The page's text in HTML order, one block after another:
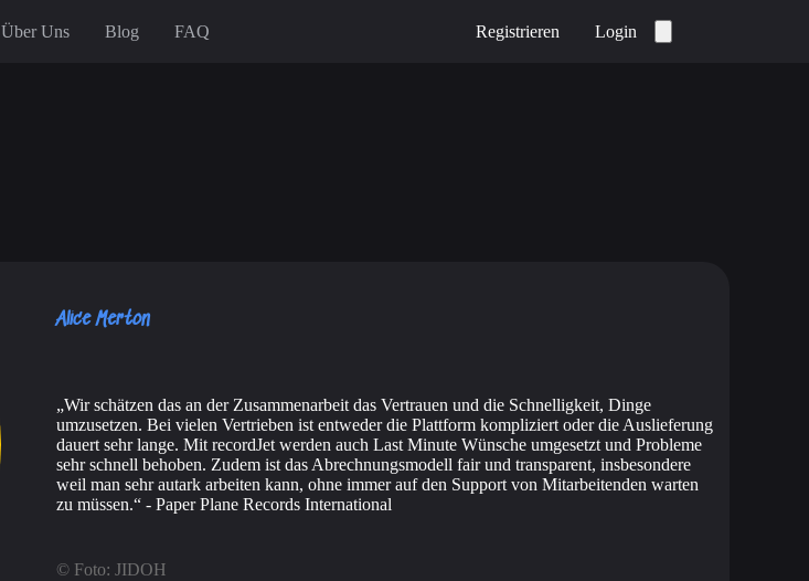
Über Uns Blog FAQ Registrieren Login
Alice Merton
Wir schätzen das an der Zusammenarbeit das Vertrauen und die Schnelligkeit, Dinge
umzusetzen. Bei vielen Vertrieben ist entweder die Plattform kompliziert oder die Auslieferung
dauert sehr lange. Mit recordJet werden auch Last Minute Wünsche umgesetzt und Probleme
sehr schnell behoben. Zudem ist das Abrechnungsmodell fair und transparent, insbesondere
weil man sehr autark arbeiten kann, ohne immer auf den Support von Mitarbeitenden warten
zu müssen.
- Paper Plane Records International
© Foto: JIDOH